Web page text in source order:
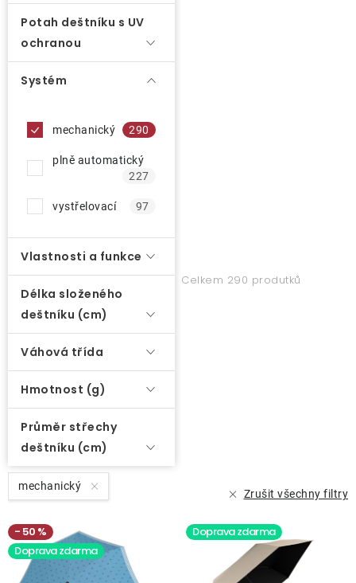
Potah deštníku s UV
ochranou
Systém
mechanický 290
plně automatický
227
vystřelovací 97
Vlastnosti a funkce
Délka složeného
deštníku (cm)
Váhová třída
Hmotnost (g)
Průměr střechy
deštníku (cm)
Celkem 290 produtků
mechanický
Zrušit všechny filtry
50 %
Doprava zdarma
Doprava zdarma